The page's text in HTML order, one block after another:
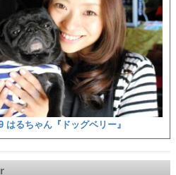
はるちゃん『ドッグベリー』